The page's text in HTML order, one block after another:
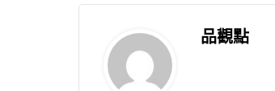
品觀點